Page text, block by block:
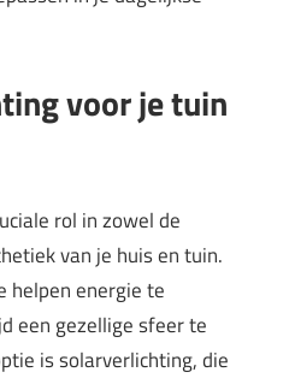
voor je tuin
rol in zowel de
van je huis en tuin.
helpen energie te
een gezellige sfeer te
is solarverlichting, die